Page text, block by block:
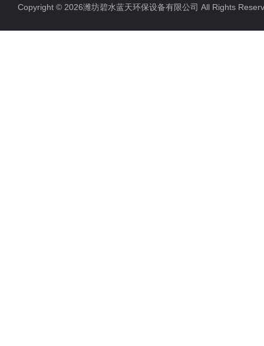
Copyright © 2026潍坊碧水蓝天环保设备有限公司 All Rights